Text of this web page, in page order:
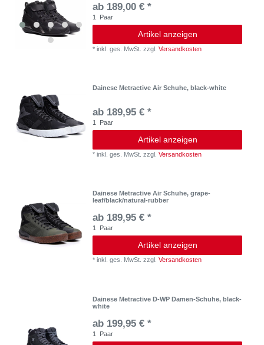
ab 189,00 € *
1 Paar
Artikel anzeigen
*inkl. ges. MwSt. zzgl.Versandkosten
Dainese Metractive Air Schuhe, black-white
ab 189,95 € *
1 Paar
Artikel anzeigen
*inkl. ges. MwSt. zzgl.Versandkosten
Dainese Metractive Air Schuhe, grape-
leaf/black/natural-rubber
ab 189,95 € *
1 Paar
Artikel anzeigen
*inkl. ges. MwSt. zzgl.Versandkosten
Dainese Metractive D-WP Damen-Schuhe, black-
white
ab 199,95 € *
1 Paar